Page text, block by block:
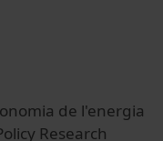
de l'energia
Research